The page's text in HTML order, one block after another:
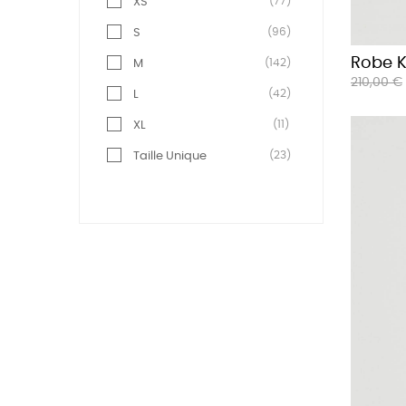
S (96)
M (142)
L (42)
XL (11)
Taille Unique (23)
Robe
Prix
210,00 €